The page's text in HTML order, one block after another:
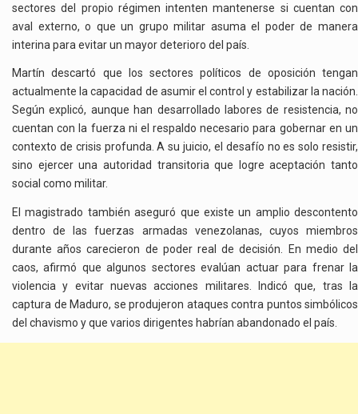
sectores del propio régimen intenten mantenerse si cuentan con
aval externo, o que un grupo militar asuma el poder de manera
interina para evitar un mayor deterioro del país.
Martín descartó que los sectores políticos de oposición tengan
actualmente la capacidad de asumir el control y estabilizar la nación.
Según explicó, aunque han desarrollado labores de resistencia, no
cuentan con la fuerza ni el respaldo necesario para gobernar en un
contexto de crisis profunda. A su juicio, el desafío no es solo resistir,
sino ejercer una autoridad transitoria que logre aceptación tanto
social como militar.
El magistrado también aseguró que existe un amplio descontento
dentro de las fuerzas armadas venezolanas, cuyos miembros
durante años carecieron de poder real de decisión. En medio del
caos, afirmó que algunos sectores evalúan actuar para frenar la
violencia y evitar nuevas acciones militares. Indicó que, tras la
captura de Maduro, se produjeron ataques contra puntos simbólicos
del chavismo y que varios dirigentes habrían abandonado el país.